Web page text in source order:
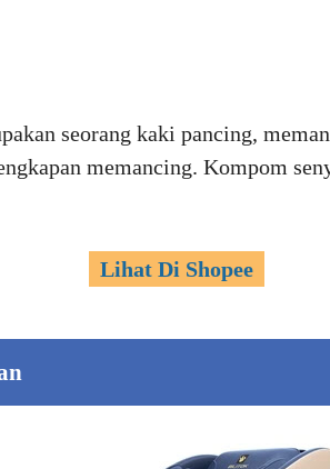
seorang kaki pancing,
memancing. Kompom
Lihat Di Shopee